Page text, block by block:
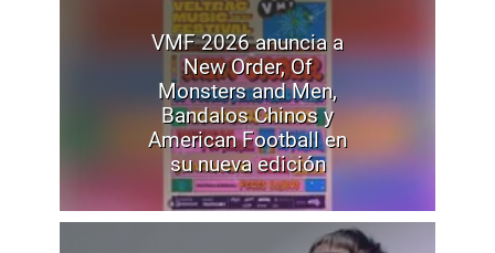
VMF 2026 anuncia a
New Order, Of
Monsters and Men,
Bandalos Chinos y
American Football en
su nueva edición